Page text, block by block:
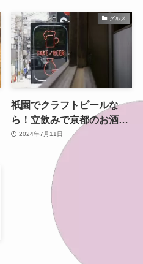
グルメ
祇園でクラフトビールな
ら！立飲みで京都のお酒を
嗜むならここへ「GION
TACHINOMI 山根子」
2024年7月11日